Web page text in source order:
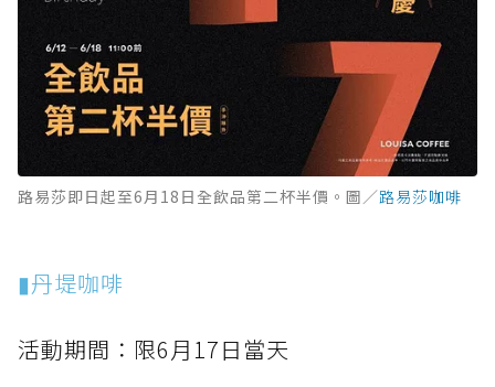
路易莎即日起至6月18日全飲品第二杯半價。圖／路易莎咖啡
▮丹堤咖啡
活動期間：限6月17日當天